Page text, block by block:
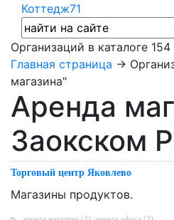
Коттедж71
Организаций в каталоге 154
Главная страница →
магазина"
Аренда
Заокском
Торговый центр Яковлево
Магазины продуктов.